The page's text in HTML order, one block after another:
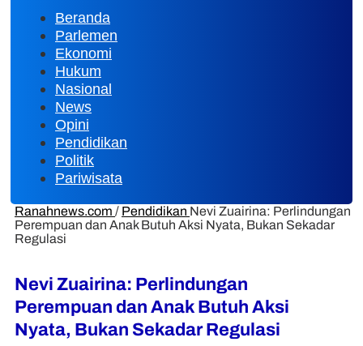
Beranda
Parlemen
Ekonomi
Hukum
Nasional
News
Opini
Pendidikan
Politik
Pariwisata
Ranahnews.com / Pendidikan Nevi Zuairina: Perlindungan
Perempuan dan Anak Butuh Aksi Nyata, Bukan Sekadar
Regulasi
Nevi Zuairina: Perlindungan
Perempuan dan Anak Butuh Aksi
Nyata, Bukan Sekadar Regulasi